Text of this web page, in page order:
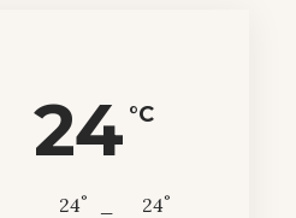
24 °C
24° 24°